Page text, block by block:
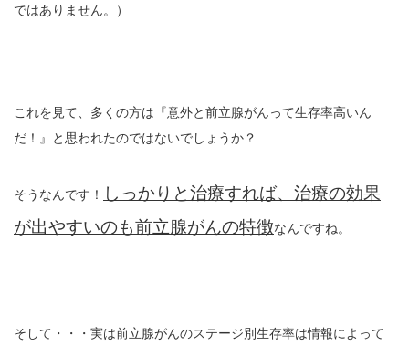
ではありません。）
これを見て、多くの方は『意外と前立腺がんって生存率高いん
だ！』と思われたのではないでしょうか？
そうなんです！
しっかりと治療すれば、治療の効果
が出やすいのも前立腺がんの特徴なんですね。
そして・・・実は前立腺がんのステージ別生存率は情報によって